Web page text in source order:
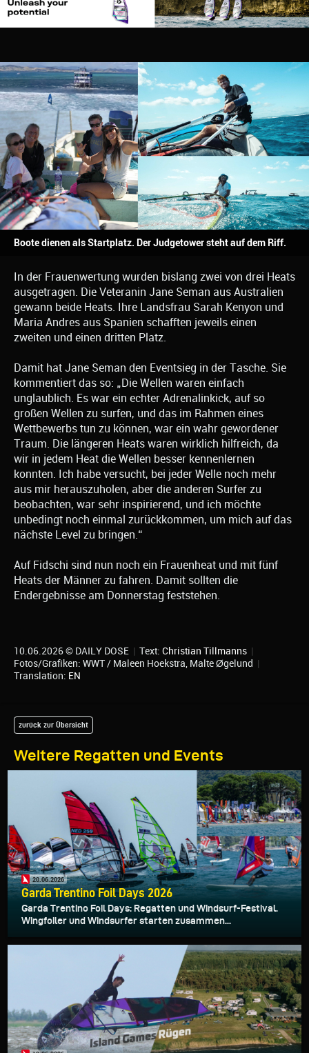
Boote dienen als Startplatz. Der Judgetower steht auf dem Riff.
In der Frauenwertung wurden bislang zwei von drei Heats
ausgetragen. Die Veteranin Jane Seman aus Australien
gewann beide Heats. Ihre Landsfrau Sarah Kenyon und
Maria Andres aus Spanien schafften jeweils einen
zweiten und einen dritten Platz.
Damit hat Jane Seman den Eventsieg in der Tasche. Sie
kommentiert das so: „Die Wellen waren einfach
unglaublich. Es war ein echter Adrenalinkick, auf so
großen Wellen zu surfen, und das im Rahmen eines
Wettbewerbs tun zu können, war ein wahr gewordener
Traum. Die längeren Heats waren wirklich hilfreich, da
wir in jedem Heat die Wellen besser kennenlernen
konnten. Ich habe versucht, bei jeder Welle noch mehr
aus mir herauszuholen, aber die anderen Surfer zu
beobachten, war sehr inspirierend, und ich möchte
unbedingt noch einmal zurückkommen, um mich auf das
nächste Level zu bringen.“
Auf Fidschi sind nun noch ein Frauenheat und mit fünf
Heats der Männer zu fahren. Damit sollten die
Endergebnisse am Donnerstag feststehen.
10.06.2026 © DAILY DOSE | Text: Christian Tillmanns |
Fotos/Grafiken: WWT / Maleen Hoekstra, Malte Øgelund |
Translation: EN
Weitere Regatten und Events
zurück zur Übersicht
20.06.2026
Garda Trentino Foil Days 2026
Garda Trentino Foil Days: Regatten und Windsurf-Festival.
Wingfoiler und Windsurfer starten zusammen...